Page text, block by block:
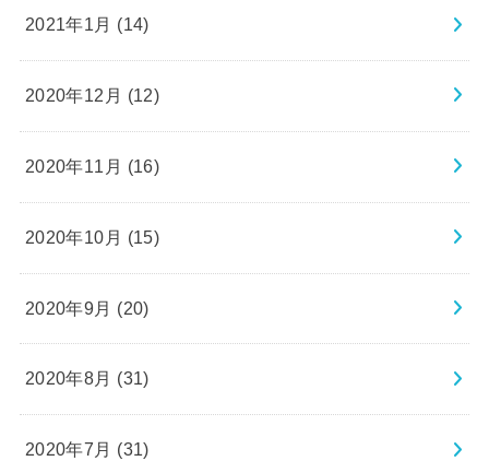
2021年1月 (14)
2020年12月 (12)
2020年11月 (16)
2020年10月 (15)
2020年9月 (20)
2020年8月 (31)
2020年7月 (31)